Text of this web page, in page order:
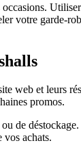
votre
web et leurs
promos.
de
achats.